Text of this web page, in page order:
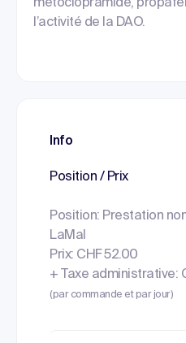
métoclopramide,
l’activité de la DAO.
Info
Position / Prix
Position: Prestation
LaMal
Prix: CHF 52.00
+ Taxe administrative:
(par commande et par jour)